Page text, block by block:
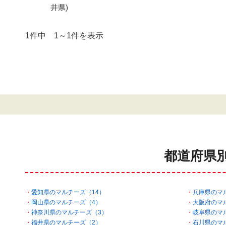
井県)
1件中 1～1件を表示
都道府県
愛知県のマルチーズ（14）
兵庫県のマ
岡山県のマルチーズ（4）
大阪府のマ
神奈川県のマルチーズ（3）
岐阜県のマ
福井県のマルチーズ（2）
石川県のマ